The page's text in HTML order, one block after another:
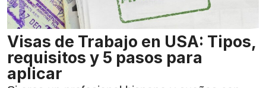
Visas de Trabajo en USA: Tipos,
requisitos y 5 pasos para
aplicar